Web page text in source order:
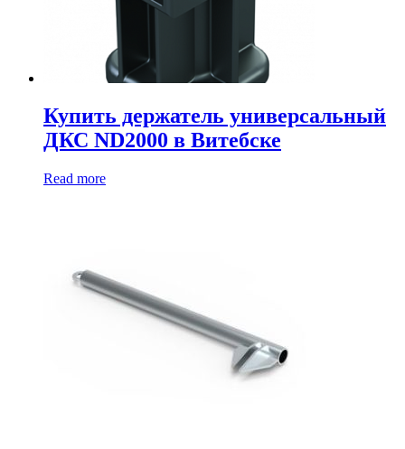
Купить держатель универсальный
ДКС ND2000 в Витебске
Read more